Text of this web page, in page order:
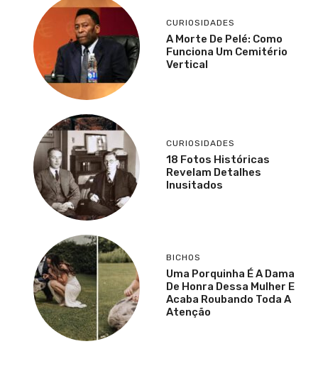
CURIOSIDADES
A Morte De Pelé: Como
Funciona Um Cemitério
Vertical
CURIOSIDADES
18 Fotos Históricas
Revelam Detalhes
Inusitados
BICHOS
Uma Porquinha É A Dama
De Honra Dessa Mulher E
Acaba Roubando Toda A
Atenção